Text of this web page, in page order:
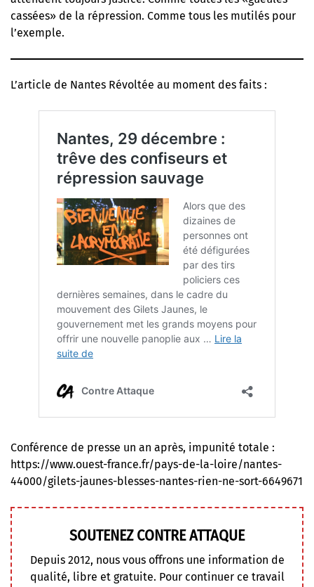
cassées» de la répression. Comme tous les mutilés pour
l’exemple.
L’article de Nantes Révoltée au moment des faits :
Conférence de presse un an après, impunité totale :
https://www.ouest-france.fr/pays-de-la-loire/nantes-
44000/gilets-jaunes-blesses-nantes-rien-ne-sort-6649671
SOUTENEZ CONTRE ATTAQUE
Depuis 2012, nous vous offrons une information de
qualité, libre et gratuite. Pour continuer ce travail